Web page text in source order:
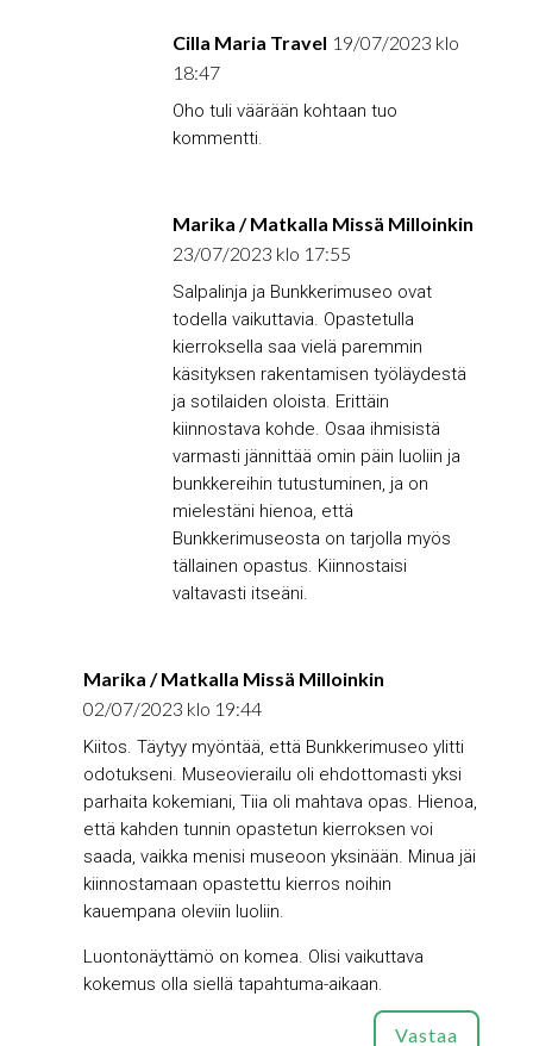
Cilla Maria Travel 19/07/2023 klo
18:47
Oho tuli väärään kohtaan tuo
kommentti.
Marika / Matkalla Missä Milloinkin
23/07/2023 klo 17:55
Salpalinja ja Bunkkerimuseo ovat
todella vaikuttavia. Opastetulla
kierroksella saa vielä paremmin
käsityksen rakentamisen työläydestä
ja sotilaiden oloista. Erittäin
kiinnostava kohde. Osaa ihmisistä
varmasti jännittää omin päin luoliin ja
bunkkereihin tutustuminen, ja on
mielestäni hienoa, että
Bunkkerimuseosta on tarjolla myös
tällainen opastus. Kiinnostaisi
valtavasti itseäni.
Marika / Matkalla Missä Milloinkin
02/07/2023 klo 19:44
Kiitos. Täytyy myöntää, että Bunkkerimuseo ylitti
odotukseni. Museovierailu oli ehdottomasti yksi
parhaita kokemiani, Tiia oli mahtava opas. Hienoa,
että kahden tunnin opastetun kierroksen voi
saada, vaikka menisi museoon yksinään. Minua jäi
kiinnostamaan opastettu kierros noihin
kauempana oleviin luoliin.
Luontonäyttämö on komea. Olisi vaikuttava
kokemus olla siellä tapahtuma-aikaan.
Vastaa